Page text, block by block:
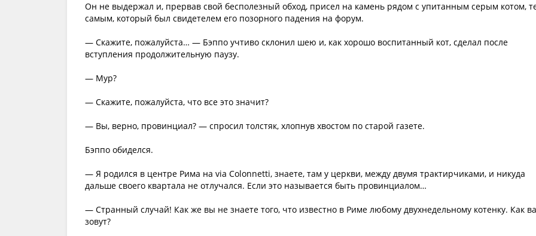
Он не выдержал и, прервав свой бесполезный обход, присел на камень рядом с упитанным серым котом,
самым, который был свидетелем его позорного падения на форум.
— Скажите, пожалуйста… — Бэппо учтиво склонил шею и, как хорошо воспитанный кот, сделал после
вступления продолжительную паузу.
— Мур?
— Скажите, пожалуйста, что все это значит?
— Вы, верно, провинциал? — спросил толстяк, хлопнув хвостом по старой газете.
Бэппо обиделся.
— Я родился в центре Рима на via Colonnetti, знаете, там у церкви, между двумя трактирчиками, и никуда
дальше своего квартала не отлучался. Если это называется быть провинциалом…
— Странный случай! Как же вы не знаете того, что известно в Риме любому двухнедельному котенку. Как
зовут?